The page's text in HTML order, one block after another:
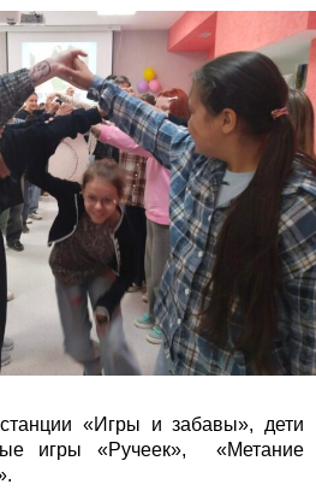
«Игры и забавы», дети
игры «Ручеек», «Метание